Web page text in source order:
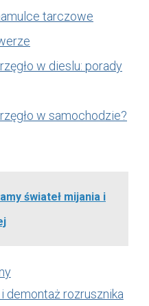
tarczowe
w dieslu: porady
w samochodzie?
świateł mijania i
demontaż rozrusznika